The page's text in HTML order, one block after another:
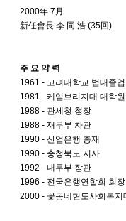
2000年 7月
新任會長 李 同 浩 (35回)
주 요 약 력
1961 - 고려대학교 법대졸업
1981 - 케임브리지대 대학
1988 - 관세청 청장
1988 - 재무부 차관
1990 - 산업은행 총재
1990 - 충청북도 지사
1992 - 내무부 장관
1996 - 전국은행연합회 회장
2000 - 꽃동네현도사회복지